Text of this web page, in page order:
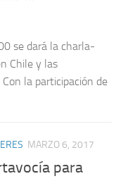
se dará la charla-
Chile y las
la participación de
MARZO 6, 2017
para